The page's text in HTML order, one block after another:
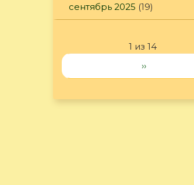
сентябрь 2025 (19)
1 из 14
››